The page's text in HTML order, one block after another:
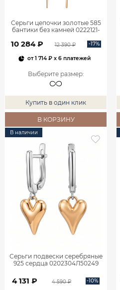
Серьги цепочки золотые 585
бантики без камней 0222121-
10 284 ₽ 12 390 ₽ -17%
от1 714 ₽x 6 платежей
Выберите размер:
Купить в один клик
В КОРЗИНУ
В наличии
Серьги подвески серебряные
925 сердца 0202304Л50249
4 131 ₽ 4 590 ₽ -10%